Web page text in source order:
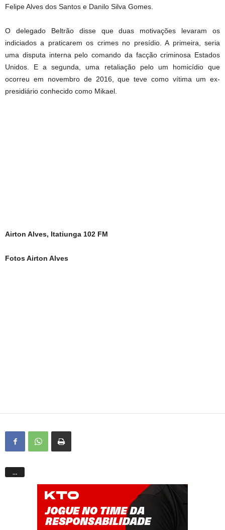
Felipe Alves dos Santos e Danilo Silva Gomes.
O delegado Beltrão disse que duas motivações levaram os
indiciados a praticarem os crimes no presídio. A primeira, seria
uma disputa interna pelo comando da facção criminosa Estados
Unidos. E a segunda, uma retaliação pelo um homicídio que
ocorreu em novembro de 2016, que teve como vítima um ex-
presidiário conhecido como Mikael.
Airton Alves, Itatiunga 102 FM
Fotos Airton Alves
…